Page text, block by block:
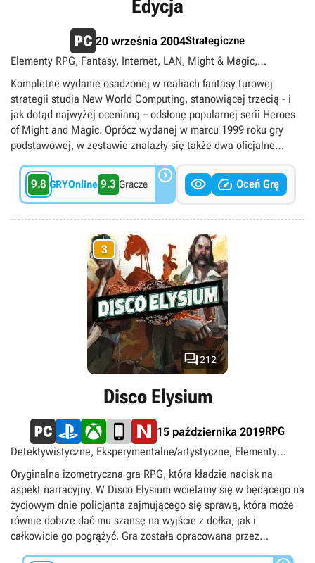
Edycja
20 września 2004Strategiczne
Elementy RPG, Fantasy, Internet, LAN, Might & Magic,
Multiplayer, Pakiet, Singleplayer, Turowe
Kompletne wydanie osadzonej w realiach fantasy turowej
strategii studia New World Computing, stanowiącej trzecią - i
jak dotąd najwyżej ocenianą – odsłonę popularnej serii Heroes
of Might and Magic. Oprócz wydanej w marcu 1999 roku gry
podstawowej, w zestawie znalazły się także dwa oficjalne
odróżnieniu od kolekcjonerskiego wydania gry z 2002 roku, w
którym zawarto tak naprawdę trzy osobne produkty, w ramach
Złotej Edycji otrzymujemy tylko dwie płyty CD ze zintegrowanym
instalatorem zawierającym pełną zawartość gry i jej obu
9.8 GRYOnline 9.3 Gracze    Oceń Grę
3
212
Disco Elysium
15 października 2019RPG
Detektywistyczne, Eksperymentalne/artystyczne, Elementy
przygodowe, Indie, Policyjne, PS Plus Extra, PS Plus Premium,
Singleplayer, Urban fantasy, Widok izometryczny, Xbox Game
Pass Premium, Xbox Game Pass Ultimate, PC Game Pass,
singleplayer
Oryginalna izometryczna gra RPG, która kładzie nacisk na
aspekt narracyjny. W Disco Elysium wcielamy się w będącego na
życiowym dnie policjanta zajmującego się sprawą, która może
równie dobrze dać mu szansę na wyjście z dołka, jak i
całkowicie go pogrążyć. Gra została opracowana przez
debiutujące estońskie studio ZA/UM.